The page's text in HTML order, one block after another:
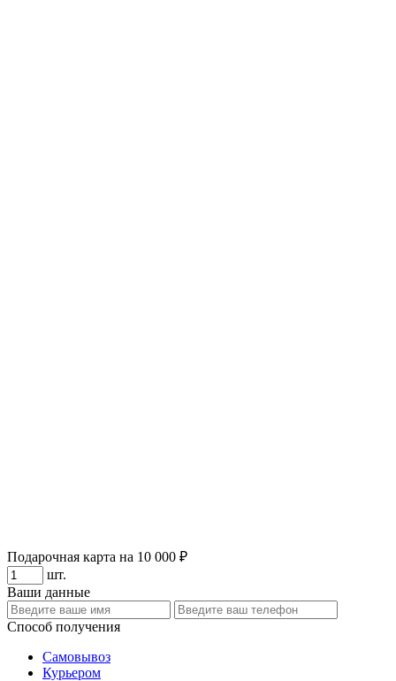
Подарочная карта на 10 000 ₽
шт.
Ваши данные
Способ получения
Самовывоз
Курьером